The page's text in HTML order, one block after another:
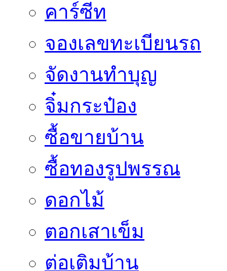
คาร์ซีท
จองเลขทะเบียนรถ
จัดงานทำบุญ
จิ๋มกระป๋อง
ซื้อขายบ้าน
ซื้อทองรูปพรรณ
ดอกไม้
ตอกเสาเข็ม
ต่อเติมบ้าน